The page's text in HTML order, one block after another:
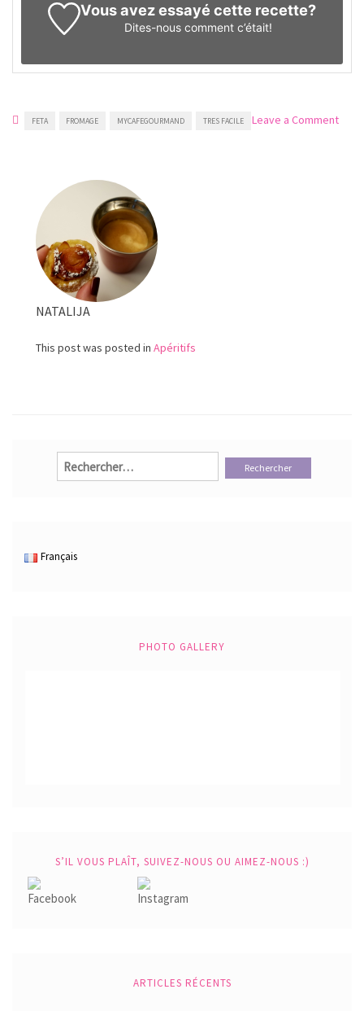
Vous avez essayé cette recette?
Dites-nous comment c’était!
FETA FROMAGE MYCAFEGOURMAND TRES FACILE Leave a Commenton
NATALIJA
This post was posted in Apéritifs
Rechercher :
Français
PHOTO GALLERY
S’IL VOUS PLAÎT, SUIVEZ-NOUS OU AIMEZ-NOUS :)
ARTICLES RÉCENTS